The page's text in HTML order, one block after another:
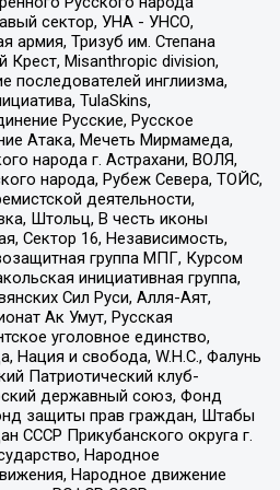
сектор, УНА - УНСО,
армия, Тризуб им. Степана
Крест, Misanthropic division,
последователей инглиизма,
TulaSkins,
Русские, Русское
Атака, Мечеть Мирмамеда,
народа г. Астрахани, ВОЛЯ,
народа, Рубеж Севера, ТОЙС,
деятельности,
Штольц, В честь иконы
Сектор 16, Независимость,
группа МПГ, Курсом
инициативная группа,
Сил Руси, Алля-Аят,
Ак Умут, Русская
уголовное единство,
Нация и свобода, W.H.С., Фалунь
Патриотический клуб-
державный союз, Фонд
защиты прав граждан, Штабы
СССР Прикубанского округа г.
Народное
Народное движение